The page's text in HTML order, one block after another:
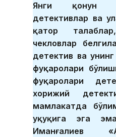
Янги қонун
детективлар ва
қатор
чекловлар
детектив ва
фуқаролари
фуқаролари
хорижий
мамлакатда
ҳуқуқига эга
Иманғалиев